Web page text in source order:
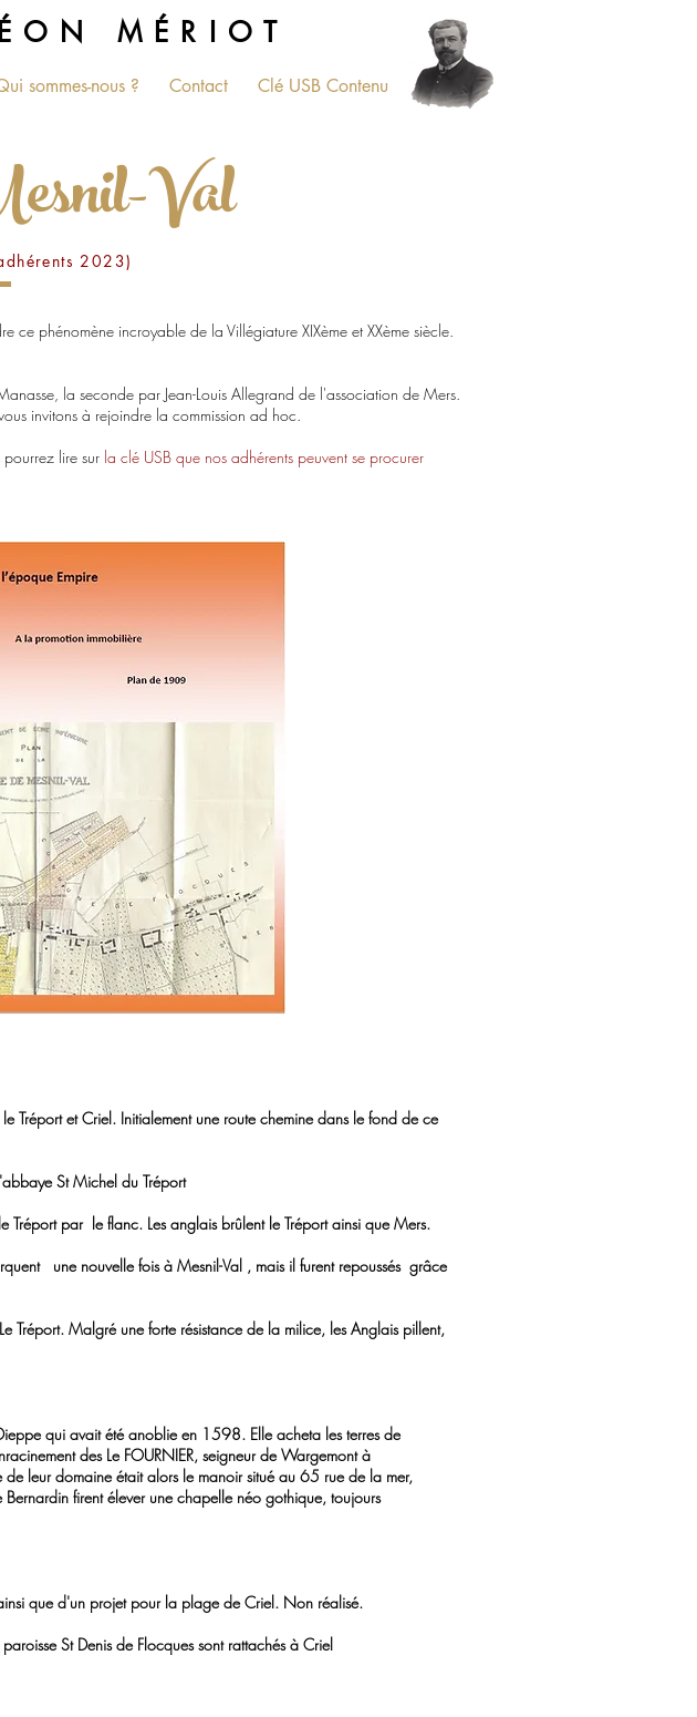
sommes-nous ? Contact Clé USB Contenu PLUS...
MÉRIOT
Val
2023)
ce phénomène incroyable de la Villégiature XIXème et XXème siècle.
la seconde par Jean-Louis Allegrand de l'association de Mers.
invitons à rejoindre la commission ad hoc.
lire sur la clé USB que nos adhérents peuvent se procurer
Tréport et Criel. Initialement une route chemine dans le fond de ce
St Michel du Tréport
par le flanc. Les anglais brûlent le Tréport ainsi que Mers.
une nouvelle fois à Mesnil-Val , mais il furent repoussés grâce
Malgré une forte résistance de la milice, les Anglais pillent,
qui avait été anoblie en 1598. Elle acheta les terres de
des Le FOURNIER, seigneur de Wargemont à
de leur domaine était alors le manoir situé au 65 rue de la mer,
Bernardin firent élever une chapelle néo gothique, toujours
que d'un projet pour la plage de Criel. Non réalisé.
St Denis de Flocques sont rattachés à Criel